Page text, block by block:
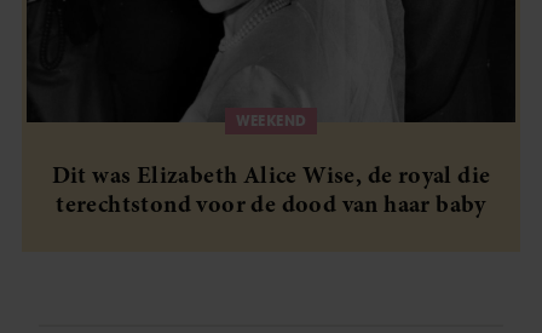
WEEKEND
Dit was Elizabeth Alice Wise, de royal die
terechtstond voor de dood van haar baby